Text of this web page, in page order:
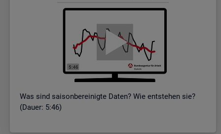
Was sind sai­son­be­rei­nig­te Daten? Wie ent­ste­hen sie?
(Dauer: 5:46)